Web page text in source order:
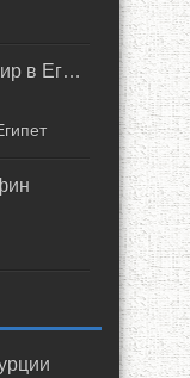
Плато Гильф Кебир в Египте